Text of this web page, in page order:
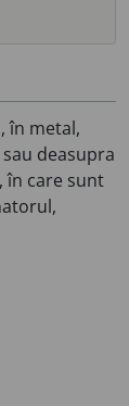
în metal,
deasupra
în care sunt